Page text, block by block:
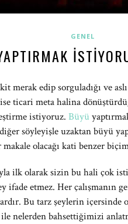
GENEL
merak edip sorguladığı ve
ise ticari meta halina
istiyoruz. Büyü
söyleyişle uzaktan büyü
makale olacağı kati benzer
ilk olarak sizin bu hali çok
ifade etmez. Her çalışmanın
Bu tarz şeylerin içersinde
nelerden bahsettiğimizi